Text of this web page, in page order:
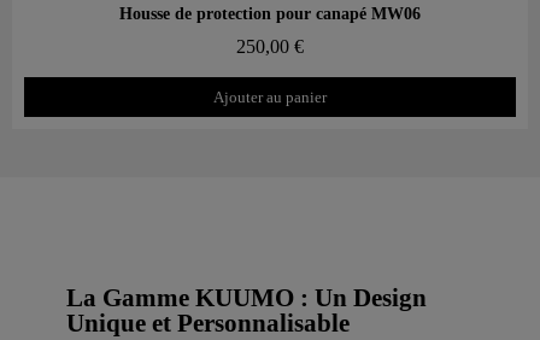
Aperçu rapide
Housse de protection pour canapé MW06
250,00 €
Ajouter au panier
La Gamme KUUMO : Un Design
Unique et Personnalisable